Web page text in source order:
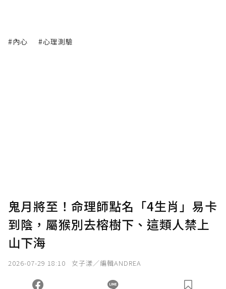
#內心 #心理測驗
鬼月將至！命理師點名「4生肖」易卡
到陰，屬猴別去榕樹下、這類人禁上
山下海
2026-07-29 18:10 女子漾／編輯ANDREA